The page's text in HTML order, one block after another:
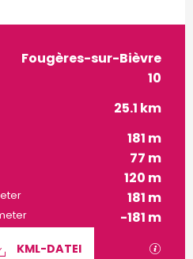
Fougères-sur-Bièvre
10
25.1 km
181 m
77 m
120 m
181 m
-181 m
KML-DATEI Mit